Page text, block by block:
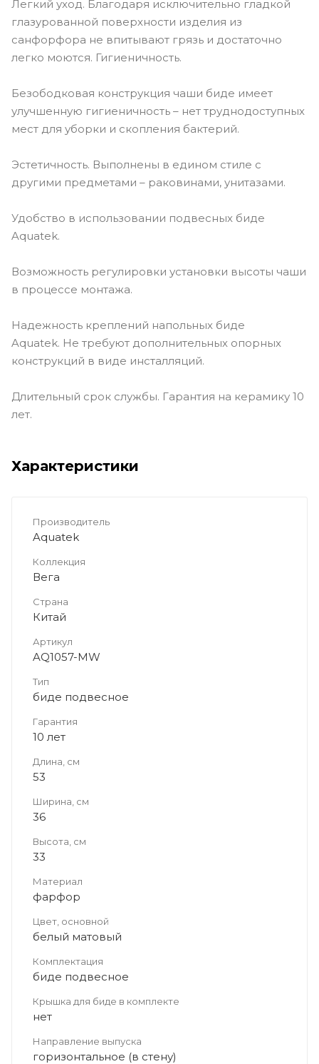
Легкий уход. Благодаря исключительно гладкой
глазурованной поверхности изделия из
санфорфора не впитывают грязь и достаточно
легко моются. Гигиеничность.
Безободковая конструкция чаши биде имеет
улучшенную гигиеничность – нет труднодоступных
мест для уборки и скопления бактерий.
Эстетичность. Выполнены в едином стиле с
другими предметами – раковинами, унитазами.
Удобство в использовании подвесных биде
Aquatek.
Возможность регулировки установки высоты чаши
в процессе монтажа.
Надежность креплений напольных биде
Aquatek. Не требуют дополнительных опорных
конструкций в виде инсталляций.
Длительный срок службы. Гарантия на керамику 10
лет.
Характеристики
Производитель
Aquatek
Коллекция
Вега
Страна
Китай
Артикул
AQ1057-MW
Тип
биде подвесное
Гарантия
10 лет
Длина, см
53
Ширина, см
36
Высота, см
33
Материал
фарфор
Цвет, основной
белый матовый
Комплектация
биде подвесное
Крышка для биде в комплекте
нет
Направление выпуска
горизонтальное (в стену)